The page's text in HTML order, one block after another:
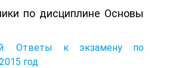
по дисциплине Основы
Ответы к экзамену по
год